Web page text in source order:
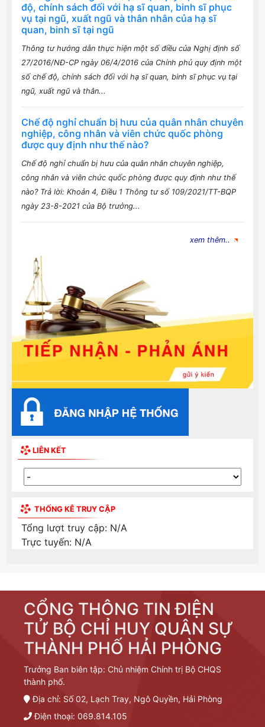
độ, chính sách đối với hạ sĩ quan, binh sĩ phục
vụ tại ngũ, xuất ngũ và thân nhân của hạ sĩ
quan, binh sĩ tại ngũ
Thông tư hướng dẫn thực hiện một số điều của Nghị định số
27/2016/NĐ-CP ngày 06/4/2016 của Chính phủ quy định một
số chế độ, chính sách đối với hạ sĩ quan, binh sĩ phục vụ tại
ngũ, xuất ngũ và thân...
Chế độ nghỉ chuẩn bị hưu của quân nhân chuyên
nghiệp, công nhân và viên chức quốc phòng
được quy định như thế nào?
Chế độ nghỉ chuẩn bị hưu của quân nhân chuyên nghiệp,
công nhân và viên chức quốc phòng được quy định như thế
nào? Trả lời: Khoản 4, Điều 1 Thông tư số 109/2021/TT-BQP
ngày 23-8-2021 của Bộ trưởng...
xem thêm..
LIÊN KẾT
THỐNG KÊ TRUY CẬP
Tổng lượt truy cập: N/A
Trực tuyến: N/A
CỔNG THÔNG TIN ĐIỆN
TỬ BỘ CHỈ HUY QUÂN SỰ
THÀNH PHỐ HẢI PHÒNG
Trưởng Ban biên tập: Chủ nhiệm Chính trị Bộ CHQS
thành phố.
Địa chỉ: Số 02, Lạch Tray, Ngô Quyền, Hải Phòng
Điện thoại: 069.814.105